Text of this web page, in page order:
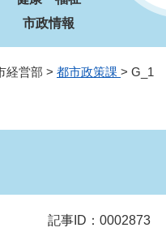
市政情報
経営部 > 都市政策課 > G_1
記事ID：0002873